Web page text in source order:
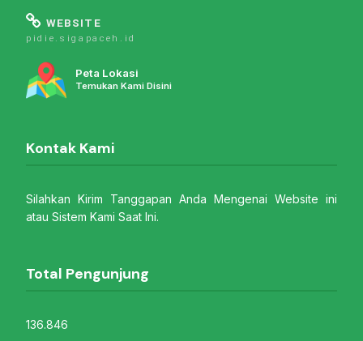
WEBSITE
pidie.sigapaceh.id
Peta Lokasi
Temukan Kami Disini
Kontak Kami
Silahkan Kirim Tanggapan Anda Mengenai Website ini
atau Sistem Kami Saat Ini.
Total Pengunjung
136.846